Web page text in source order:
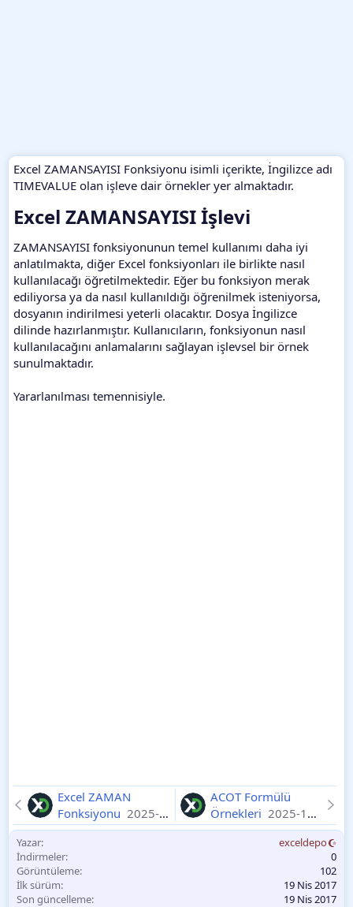
Excel ZAMANSAYISI Fonksiyonu isimli içerikte, İngilizce adı
TIMEVALUE olan işleve dair örnekler yer almaktadır.
Excel ZAMANSAYISI İşlevi​
ZAMANSAYISI fonksiyonunun temel kullanımı daha iyi
anlatılmakta, diğer Excel fonksiyonları ile birlikte nasıl
kullanılacağı öğretilmektedir. Eğer bu fonksiyon merak
ediliyorsa ya da nasıl kullanıldığı öğrenilmek isteniyorsa,
dosyanın indirilmesi yeterli olacaktır. Dosya İngilizce
dilinde hazırlanmıştır. Kullanıcıların, fonksiyonun nasıl
kullanılacağını anlamalarını sağlayan işlevsel bir örnek
sunulmaktadır.
Yararlanılması temennisiyle.
Excel ZAMAN
Fonksiyonu 2025-
11-11
ACOT Formülü
Örnekleri 2025-11-
11
Yazar
exceldepo
İndirmeler
0
Görüntüleme
102
İlk sürüm
19 Nis 2017
Son güncelleme
19 Nis 2017